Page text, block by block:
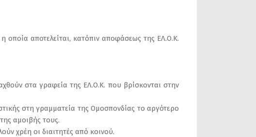
αποτελείται, κατόπιν αποφάσεως της ΕΛ.Ο.Κ.
στα γραφεία της ΕΛ.Ο.Κ. που βρίσκονται στην
στη γραμματεία της Ομοσπονδίας το αργότερο
αμοιβής τους.
χρέη οι διαιτητές από κοινού.